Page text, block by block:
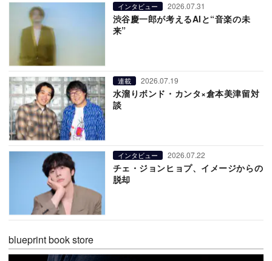
インタビュー 2026.07.31
渋谷慶一郎が考えるAIと“音楽の未
来”
連載 2026.07.19
水溜りボンド・カンタ×倉本美津留対
談
インタビュー 2026.07.22
チェ・ジョンヒョプ、イメージからの
脱却
blueprint book store